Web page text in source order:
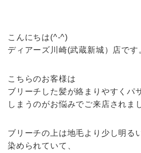
こんにちは(^-^)
ディアーズ川崎(武蔵新城）店です
こちらのお客様は
ブリーチした髪が絡まりやすくパ
しまうのがお悩みでご来店されま
ブリーチの上は地毛より少し明る
染められていて、